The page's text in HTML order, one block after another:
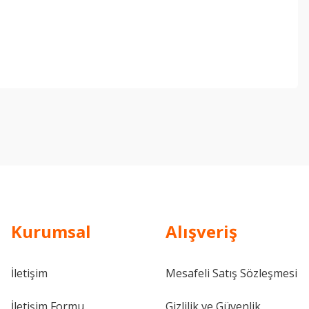
Kurumsal
İletişim
Alışveriş
Mesafeli Satış Sözleşmesi